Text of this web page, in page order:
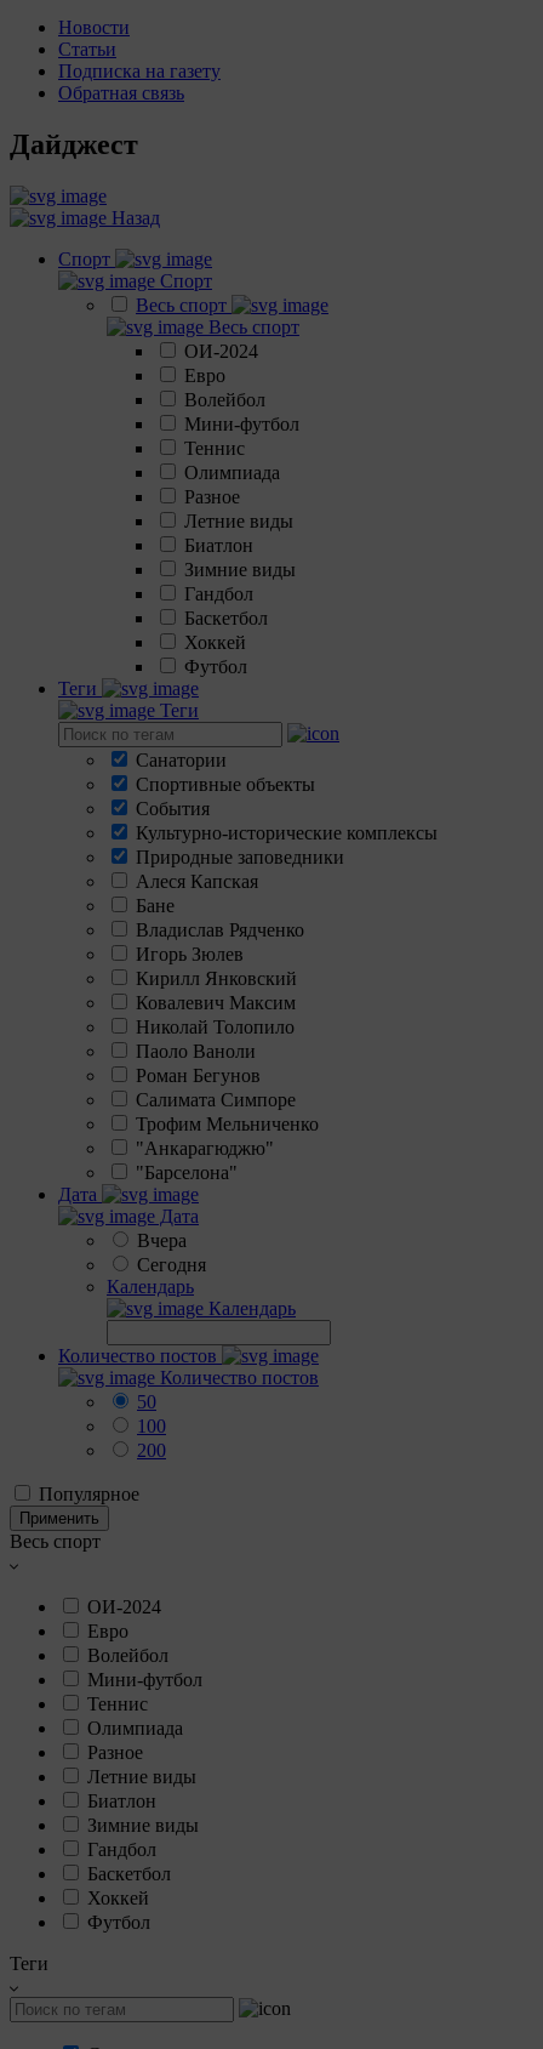
Новости
Статьи
Подписка на газету
Обратная связь
Дайджест
Назад
Спорт
Спорт
Весь спорт
Весь спорт
ОИ-2024
Евро
Волейбол
Мини-футбол
Теннис
Олимпиада
Разное
Летние виды
Биатлон
Зимние виды
Гандбол
Баскетбол
Хоккей
Футбол
Теги
Теги
Санатории
Спортивные объекты
События
Культурно-исторические комплексы
Природные заповедники
Алеся Капская
Бане
Владислав Рядченко
Игорь Зюлев
Кирилл Янковский
Ковалевич Максим
Николай Толопило
Паоло Ваноли
Роман Бегунов
Салимата Симпоре
Трофим Мельниченко
"Анкарагюджю"
"Барселона"
Дата
Дата
Вчера
Сегодня
Календарь
Календарь
Количество постов
Количество постов
50
100
200
Популярное
Применить
Весь спорт
ОИ-2024
Евро
Волейбол
Мини-футбол
Теннис
Олимпиада
Разное
Летние виды
Биатлон
Зимние виды
Гандбол
Баскетбол
Хоккей
Футбол
Теги